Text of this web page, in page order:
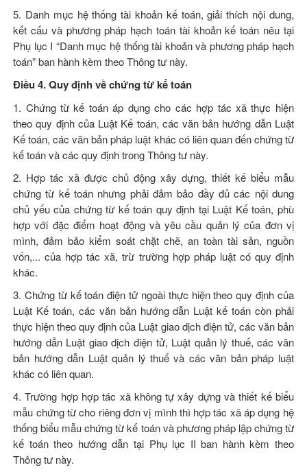
5. Danh mục hệ thống tài khoản kế toán, giải thích nội dung,
kết cấu và phương pháp hạch toán tài khoản kế toán nêu tại
Phụ lục I “Danh mục hệ thống tài khoản và phương pháp hạch
toán” ban hành kèm theo Thông tư này.
Điều 4. Quy định về chứng từ kế toán
1. Chứng từ kế toán áp dụng cho các hợp tác xã thực hiện
theo quy định của Luật Kế toán, các văn bản hướng dẫn Luật
Kế toán, các văn bản pháp luật khác có liên quan đến chứng từ
kế toán và các quy định trong Thông tư này.
2. Hợp tác xã được chủ động xây dựng, thiết kế biểu mẫu
chứng từ kế toán nhưng phải đảm bảo đầy đủ các nội dung
chủ yếu của chứng từ kế toán quy định tại Luật Kế toán, phù
hợp với đặc điểm hoạt động và yêu cầu quản lý của đơn vị
mình, đảm bảo kiểm soát chặt chẽ, an toàn tài sản, nguồn
vốn,... của hợp tác xã, trừ trường hợp pháp luật có quy định
khác.
3. Chứng từ kế toán điện tử ngoài thực hiện theo quy định của
Luật Kế toán, các văn bản hướng dẫn Luật kế toán còn phải
thực hiện theo quy định của Luật giao dịch điện tử, các văn bản
hướng dẫn Luật giao dịch điện tử, Luật quản lý thuế, các văn
bản hướng dẫn Luật quản lý thuế và các văn bản pháp luật
khác có liên quan.
4. Trường hợp hợp tác xã không tự xây dựng và thiết kế biểu
mẫu chứng từ cho riêng đơn vị mình thì hợp tác xã áp dụng hệ
thống biểu mẫu chứng từ kế toán và phương pháp lập chứng từ
kế toán theo hướng dẫn tại Phụ lục II ban hành kèm theo
Thông tư này.